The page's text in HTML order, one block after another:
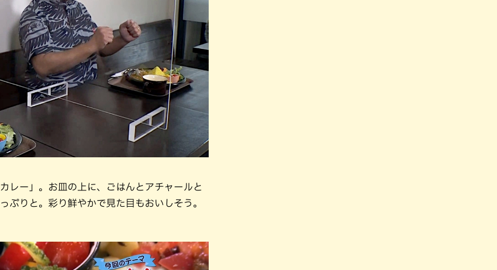
レー」。お皿の上に、ごはんとアチャールと
ぷりと。彩り鮮やかで見た目もおいしそう。